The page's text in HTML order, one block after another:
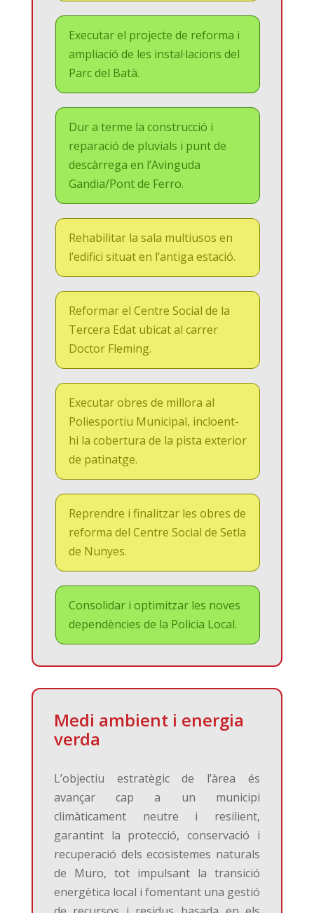
Executar el projecte de reforma i
ampliació de les instal·lacions del
Parc del Batà.
Dur a terme la construcció i
reparació de pluvials i punt de
descàrrega en l’Avinguda
Gandia/Pont de Ferro.
Rehabilitar la sala multiusos en
l’edifici situat en l’antiga estació.
Reformar el Centre Social de la
Tercera Edat ubicat al carrer
Doctor Fleming.
Executar obres de millora al
Poliesportiu Municipal, incloent-
hi la cobertura de la pista exterior
de patinatge.
Reprendre i finalitzar les obres de
reforma del Centre Social de Setla
de Nunyes.
Consolidar i optimitzar les noves
dependències de la Policia Local.
Medi ambient i energia
verda
L’objectiu estratègic de l’àrea és
avançar cap a un municipi
climàticament neutre i resilient,
garantint la protecció, conservació i
recuperació dels ecosistemes naturals
de Muro, tot impulsant la transició
energètica local i fomentant una gestió